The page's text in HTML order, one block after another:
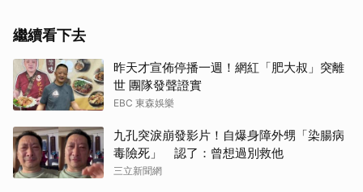
繼續看下去
昨天才宣佈停播一週！網紅「肥大叔」突離
世 團隊發聲證實
EBC 東森娛樂
九孔突淚崩發影片！自爆身障外甥「染腸病
毒險死」 認了：曾想過別救他
三立新聞網